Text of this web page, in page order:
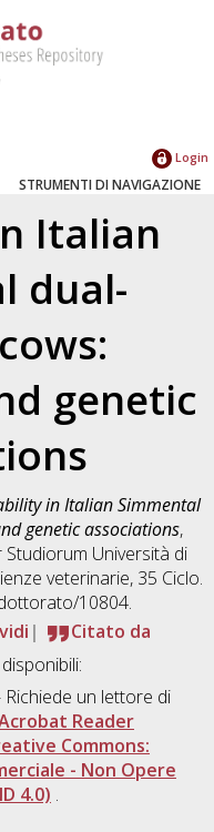
Login
STRUMENTI DI NAVIGAZIONE
Italian
dual-
genetic
in Italian Simmental
genetic associations,
Università di
veterinarie, 35 Ciclo.
10804.
Citato da
Richiede un lettore di
Reader
Commons:
- Non Opere
4.0) .